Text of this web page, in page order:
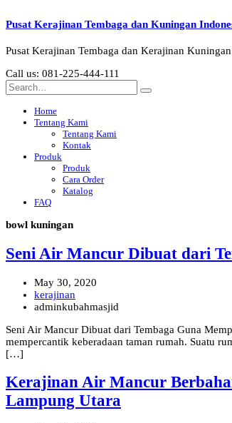
Pusat Kerajinan Tembaga dan Kuningan
Pusat Kerajinan Tembaga dan Kerajinan
Call us: 081-225-444-111
Home
Tentang Kami
Tentang Kami
Kontak
Produk
Produk
Cara Order
Katalog
FAQ
bowl kuningan
Seni Air Mancur Dibuat dari
May 30, 2020
kerajinan
adminkubahmasjid
Seni Air Mancur Dibuat dari Tembaga Guna
mempercantik keberadaan taman rumah. Suatu
[…]
Kerajinan Air Mancur
Lampung Utara